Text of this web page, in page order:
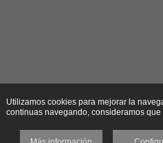
Utilizamos cookies para mejorar la
continuas navegando, consideramos que